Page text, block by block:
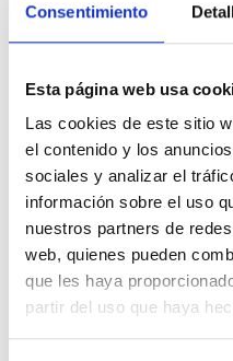
Consentimiento
Esta página web usa
Las cookies de este sitio
el contenido y los
sociales y analizar el
información sobre el uso
nuestros partners de
web, quienes pueden
que les haya
partir del uso que haya
¿Cómo podría
voto útil?
El mayor problema
es que el voto se
(puede que este año
el voto útil. Creo que
número 1 del principal
ver más